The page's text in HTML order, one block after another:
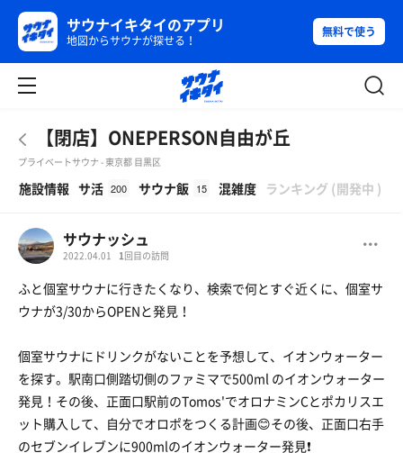
サウナイキタイのアプリ
地図からサウナが探せる！
無料で使う
【閉店】ONEPERSON自由が丘
プライベートサウナ - 東京都 目黒区
施設情報 サ活 200 サウナ飯 15 混雑度 ランキング (開発中 )
サウナッシュ
2022.04.01 1 回目の訪問
ふと個室サウナに行きたくなり、検索で何とすぐ近くに、個室サ
ウナが3/30からOPENと発見！
個室サウナにドリンクがないことを予想して、イオンウォーター
を探す。駅南口側踏切側のファミマで500ml のイオンウォーター
発見！その後、正面口駅前のTomos'でオロナミンCとポカリスエ
ット購入して、自分でオロポをつくる計画😊その後、正面口右手
のセブンイレブンに900mlのイオンウォーター発見❗️